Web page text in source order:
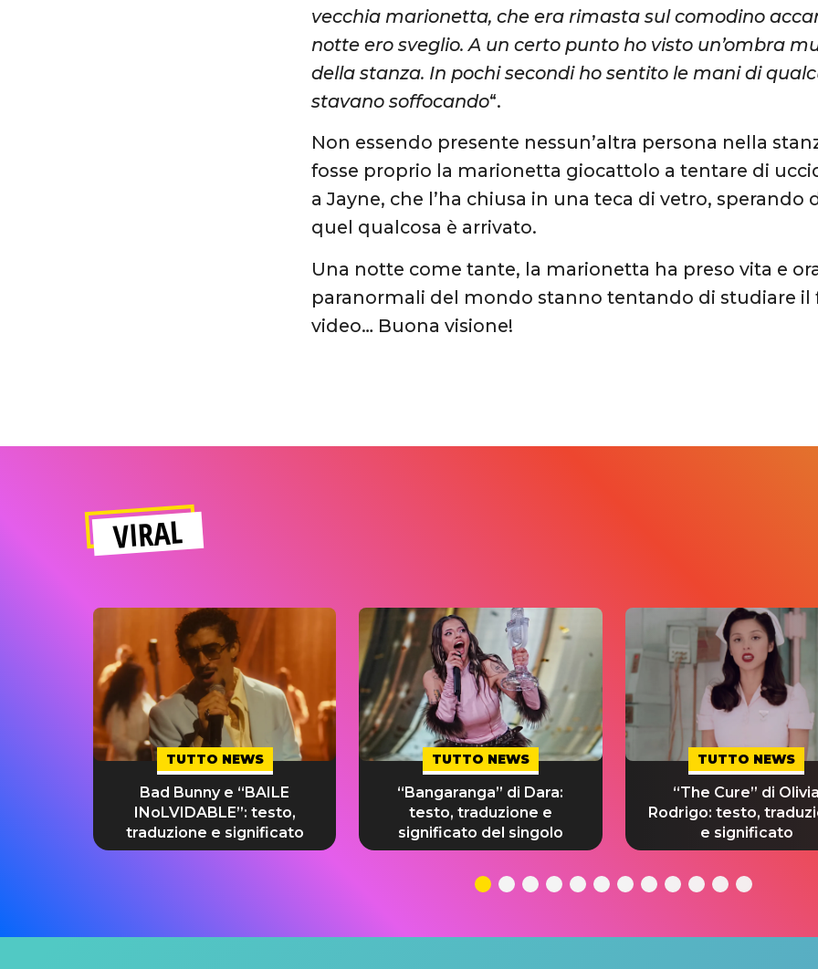
vecchia marionetta, che era rimasta sul comodino
notte ero sveglio. A un certo punto ho visto un’ombra
della stanza. In pochi secondi ho sentito le mani di
stavano soffocando“.
Non essendo presente nessun’altra persona nella
fosse proprio la marionetta giocattolo a tentare di
a Jayne, che l’ha chiusa in una teca di vetro, sperando
quel qualcosa è arrivato.
Una notte come tante, la marionetta ha preso vita e
paranormali del mondo stanno tentando di studiare il
video… Buona visione!
VIRAL
TUTTO NEWS
Bad Bunny e “BAILE
INoLVIDABLE”: testo,
traduzione e significato
TUTTO NEWS
“Bangaranga” di Dara:
testo, traduzione e
significato del singolo
TUTTO NEWS
“The Cure” di Olivia
Rodrigo: testo,
e significato